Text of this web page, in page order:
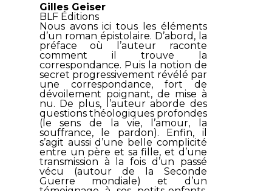
Gilles Geiser
BLF Éditions
Nous avons ici tous les éléments
d’un roman épistolaire. D’abord, la
préface où l’auteur raconte
comment il trouve la
correspondance. Puis la notion de
secret progressivement révélé par
une correspondance, fort de
dévoilement poignant, de mise à
nu. De plus, l’auteur aborde des
questions théologiques profondes
(le sens de la vie, l’amour, la
souffrance, le pardon). Enfin, il
s’agit aussi d’une belle complicité
entre un père et sa fille, et d’une
transmission à la fois d’un passé
vécu (autour de la Seconde
Guerre mondiale) et d’un